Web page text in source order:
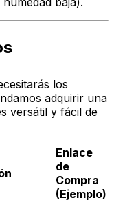
los
adquirir una
versátil y fácil de
Enlace
de
Compra
(Ejemplo)